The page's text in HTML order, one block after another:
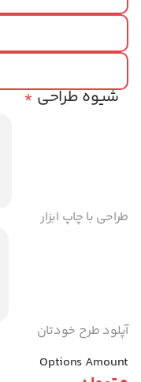
*شیوه طراحی
طراحی با چاپ ابزار
آپلود طرح خودتان
Options Amount